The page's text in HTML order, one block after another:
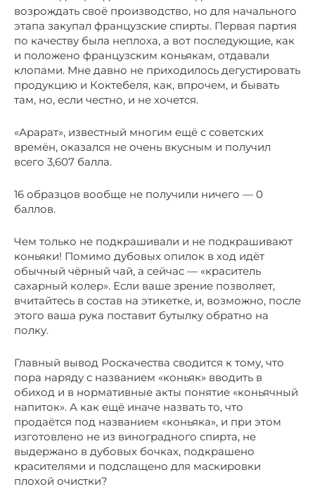
возрождать своё производство, но для начального
этапа закупал французские спирты. Первая партия
по качеству была неплоха, а вот последующие, как
и положено французским коньякам, отдавали
клопами. Мне давно не приходилось дегустировать
продукцию и Коктебеля, как, впрочем, и бывать
там, но, если честно, и не хочется.
«Арарат», известный многим ещё с советских
времён, оказался не очень вкусным и получил
всего 3,607 балла.
16 образцов вообще не получили ничего — 0
баллов.
Чем только не подкрашивали и не подкрашивают
коньяки! Помимо дубовых опилок в ход идёт
обычный чёрный чай, а сейчас — «краситель
сахарный колер». Если ваше зрение позволяет,
вчитайтесь в состав на этикетке, и, возможно, после
этого ваша рука поставит бутылку обратно на
полку.
Главный вывод Роскачества сводится к тому, что
пора наряду с названием «коньяк» вводить в
обиход и в нормативные акты понятие «коньячный
напиток». А как ещё иначе назвать то, что
продаётся под названием «коньяка», и при этом
изготовлено не из виноградного спирта, не
выдержано в дубовых бочках, подкрашено
красителями и подслащено для маскировки
плохой очистки?